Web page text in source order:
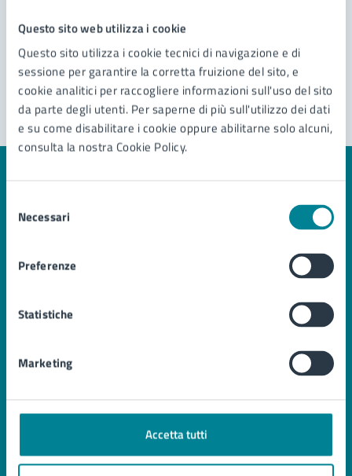
Questo sito web utilizza i cookie
Questo sito utilizza i cookie tecnici di navigazione e di
sessione per garantire la corretta fruizione del sito, e
cookie analitici per raccogliere informazioni sull'uso del sito
da parte degli utenti. Per saperne di più sull'utilizzo dei dati
e su come disabilitare i cookie oppure abilitarne solo alcuni,
consulta la nostra Cookie Policy.
delNecessari
Preferenze
Statistiche
Marketing
Accetta tutti
Problemi in città
Segnala disservizio
Organi di governo
Aree amministrative
Enti e fondazioni
Documenti e Dati